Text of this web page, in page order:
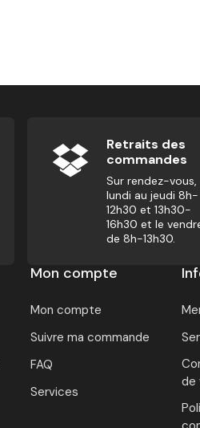
Retraits des
commandes
Sur rendez-vous,
lundi au jeudi 8h-
12h30 et 13h30-
16h30 et le
de 8h-13h30.
Mon compte
Mon compte
Suivre ma commande
FAQ
Services
de